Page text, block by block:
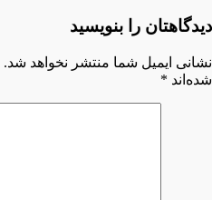
دیدگاهتان را بنویسید
نشانی ایمیل شما منتشر نخواهد شد.
شده‌اند *